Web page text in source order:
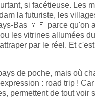
si facétieuse. Les
la futuriste, les
Bas 🇾🇪 parce qu'on
les vitrines allumées
par le réel. Et
de poche, mais où
: road trip !
permettent de tout voir